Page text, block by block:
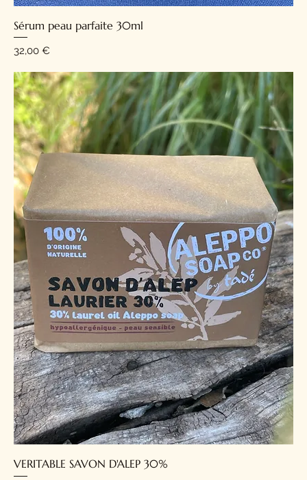
Sérum peau parfaite 30ml
Prix
32,00 €
VERITABLE SAVON D'ALEP 30%